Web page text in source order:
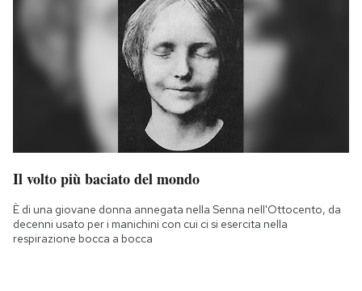
Il volto più baciato del mondo
È di una giovane donna annegata nella Senna nell'Ottocento, da
decenni usato per i manichini con cui ci si esercita nella
respirazione bocca a bocca